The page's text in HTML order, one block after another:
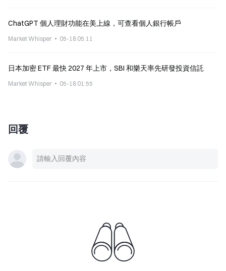
ChatGPT 個人理財功能在美上線，可查看個人銀行帳戶
Market Whisper 05-18 05:11
日本加密 ETF 最快 2027 年上市，SBI 和樂天率先研發投資信託
Market Whisper 05-18 01:55
回覆